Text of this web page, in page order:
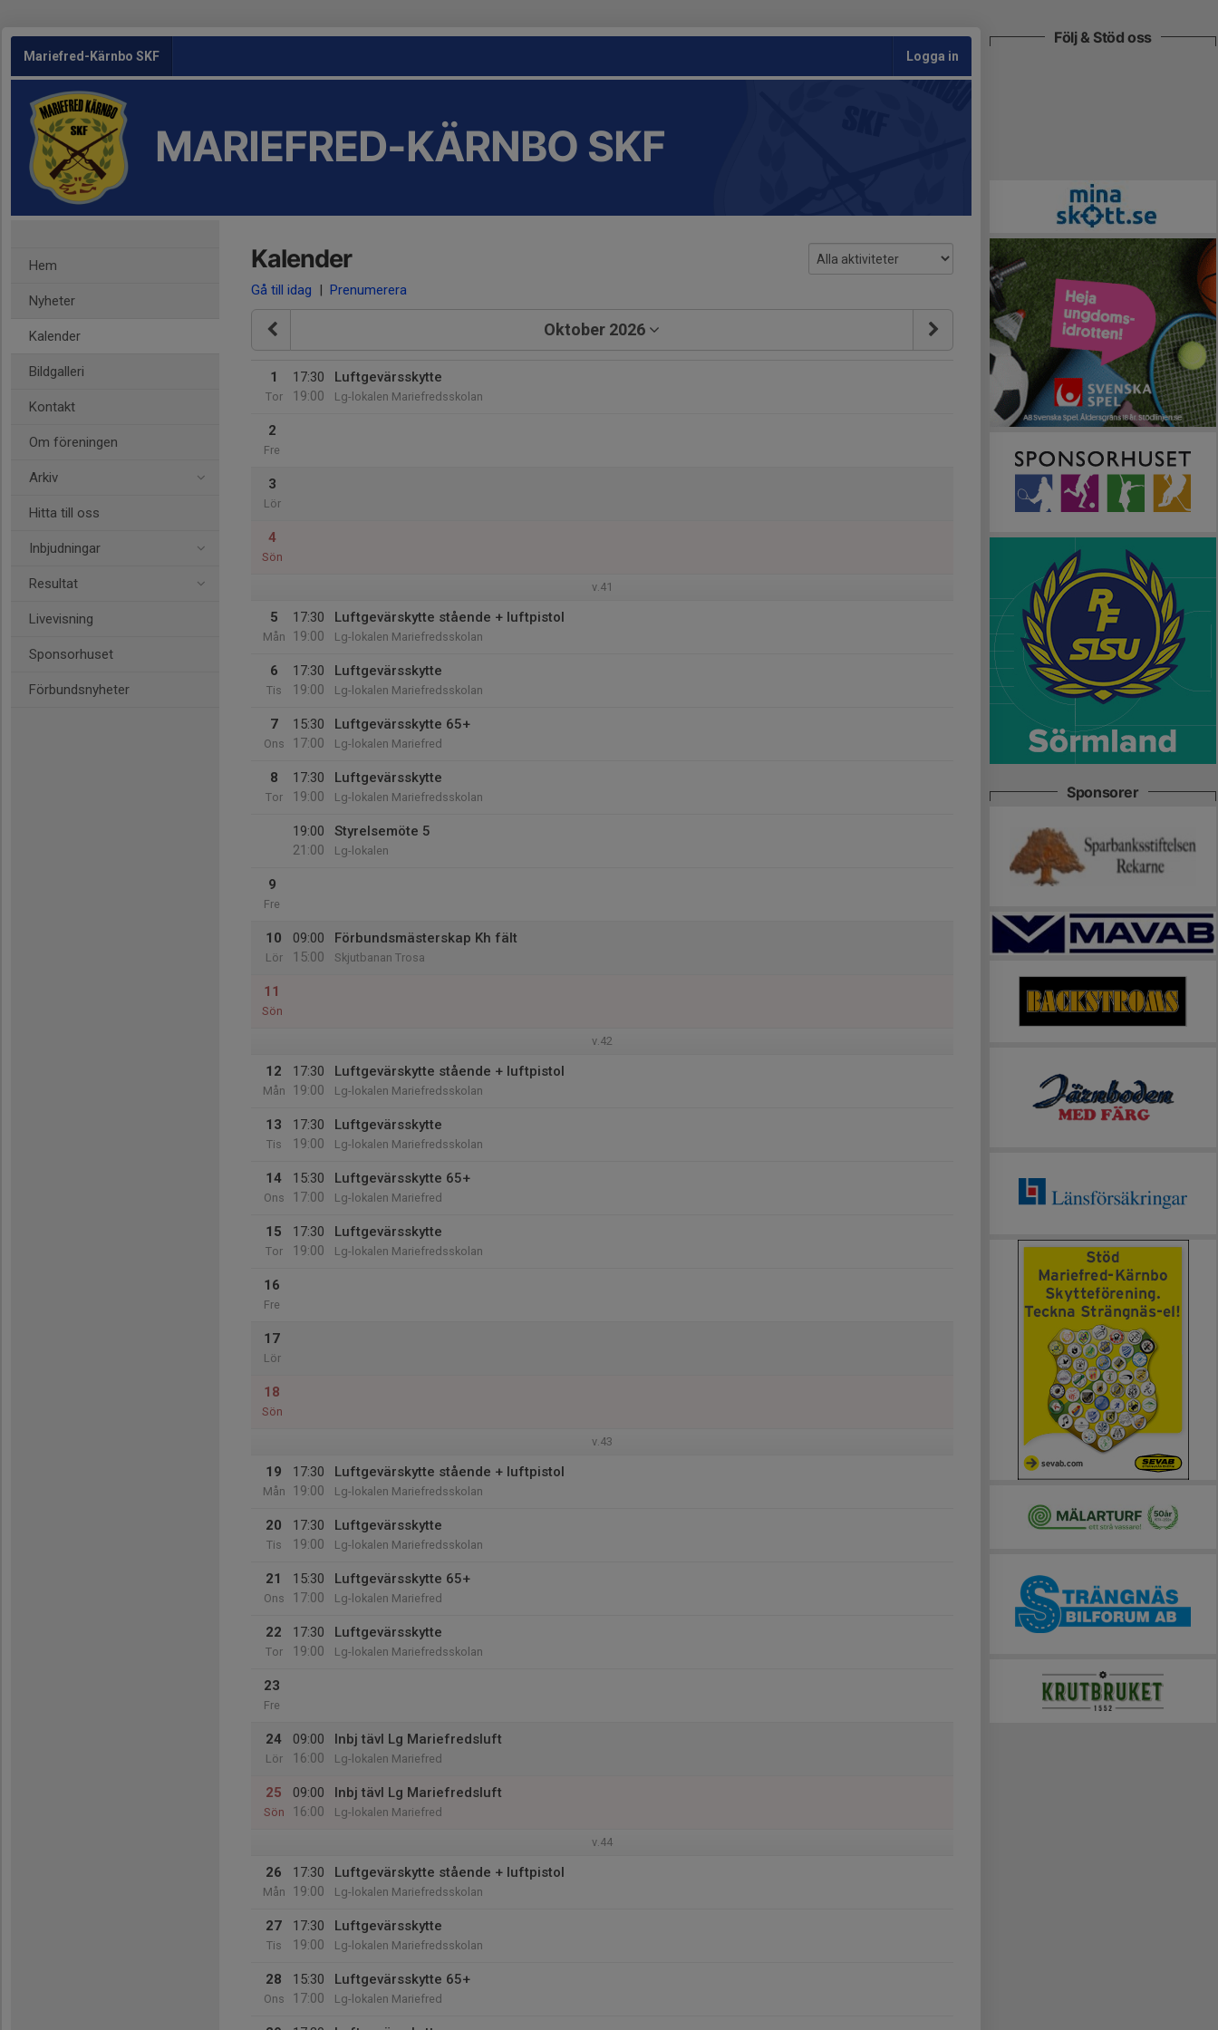
Mariefred-Kärnbo SKF Logga in
MARIEFRED-KÄRNBO SKF
Hem
Nyheter
Kalender
Bildgalleri
Kontakt
Om föreningen
Arkiv
Hitta till oss
Inbjudningar
Resultat
Livevisning
Sponsorhuset
Förbundsnyheter
Kalender
Gå till idag | Prenumerera
Oktober 2026
1
Tor
17:30
19:00
Luftgevärsskytte
Lg-lokalen Mariefredsskolan
2
Fre
3
Lör
4
Sön
v.41
5
Mån
17:30
19:00
Luftgevärskytte stående + luftpistol
Lg-lokalen Mariefredsskolan
6
Tis
17:30
19:00
Luftgevärsskytte
Lg-lokalen Mariefredsskolan
7
Ons
15:30
17:00
Luftgevärsskytte 65+
Lg-lokalen Mariefred
8
Tor
17:30
19:00
Luftgevärsskytte
Lg-lokalen Mariefredsskolan
19:00
21:00
Styrelsemöte 5
Lg-lokalen
9
Fre
10
Lör
09:00
15:00
Förbundsmästerskap Kh fält
Skjutbanan Trosa
11
Sön
v.42
12
Mån
17:30
19:00
Luftgevärskytte stående + luftpistol
Lg-lokalen Mariefredsskolan
13
Tis
17:30
19:00
Luftgevärsskytte
Lg-lokalen Mariefredsskolan
14
Ons
15:30
17:00
Luftgevärsskytte 65+
Lg-lokalen Mariefred
15
Tor
17:30
19:00
Luftgevärsskytte
Lg-lokalen Mariefredsskolan
16
Fre
17
Lör
18
Sön
v.43
19
Mån
17:30
19:00
Luftgevärskytte stående + luftpistol
Lg-lokalen Mariefredsskolan
20
Tis
17:30
19:00
Luftgevärsskytte
Lg-lokalen Mariefredsskolan
21
Ons
15:30
17:00
Luftgevärsskytte 65+
Lg-lokalen Mariefred
22
Tor
17:30
19:00
Luftgevärsskytte
Lg-lokalen Mariefredsskolan
23
Fre
24
Lör
09:00
16:00
Inbj tävl Lg Mariefredsluft
Lg-lokalen Mariefred
25
Sön
09:00
16:00
Inbj tävl Lg Mariefredsluft
Lg-lokalen Mariefred
v.44
26
Mån
17:30
19:00
Luftgevärskytte stående + luftpistol
Lg-lokalen Mariefredsskolan
27
Tis
17:30
19:00
Luftgevärsskytte
Lg-lokalen Mariefredsskolan
28
Ons
15:30
17:00
Luftgevärsskytte 65+
Lg-lokalen Mariefred
Följ & Stöd oss
Sponsorer